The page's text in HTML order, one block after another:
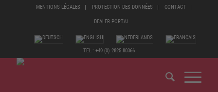
MENTIONS LÉGALES PROTECTION DES DONNÉES CONTACT
DEALER PORTAL
TEL.: +49 (0) 2825 80366